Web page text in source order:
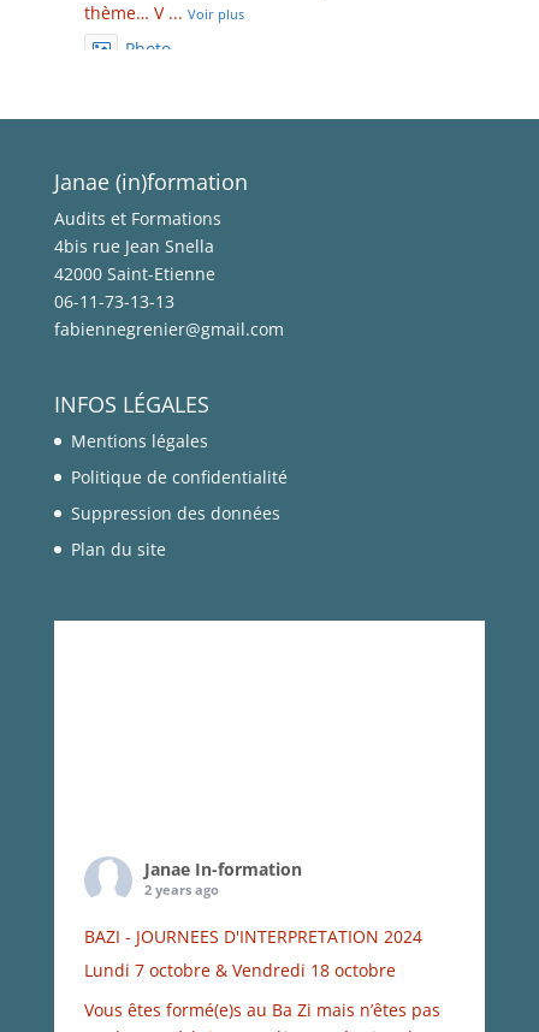
thème… V ... Voir plus
Photo
Janae In-formation
2 years ago
Une nouvelle FORMATION en BA ZI [Quatre
Piliers] est programmée sur 2024...
OBJECTIF: Apprendre à décoder la trame
énergétique de chaque individu à partir de
Photo
Voir sur Facebook
Janae (in)formation
Audits et Formations
4bis rue Jean Snella
42000 Saint-Etienne
06-11-73-13-13
fabiennegrenier@gmail.com
INFOS LÉGALES
Mentions légales
Politique de confidentialité
Suppression des données
Plan du site
Janae In-formation
2 years ago
BAZI - JOURNEES D'INTERPRETATION 2024
Lundi 7 octobre & Vendredi 18 octobre
Vous êtes formé(e)s au Ba Zi mais n’êtes pas